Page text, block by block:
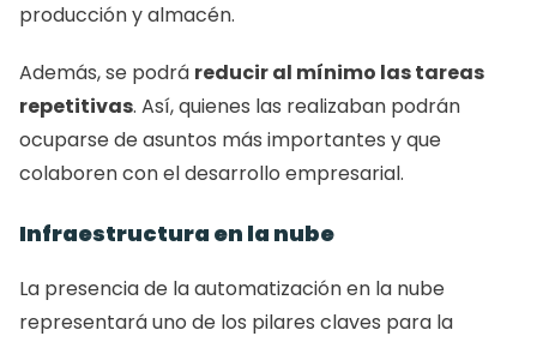
producción y almacén.
Además, se podrá reducir al mínimo las tareas
repetitivas. Así, quienes las realizaban podrán
ocuparse de asuntos más importantes y que
colaboren con el desarrollo empresarial.
Infraestructura en la nube
La presencia de la automatización en la nube
representará uno de los pilares claves para la